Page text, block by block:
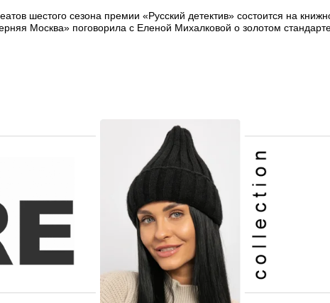
шестого сезона премии «Русский детектив» состоится на
Москва» поговорила с Еленой Михалковой о золотом